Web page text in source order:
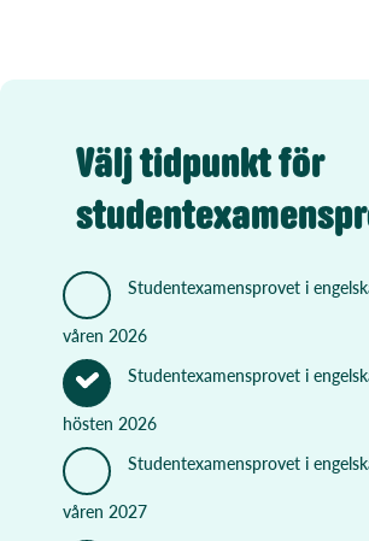
Välj tidpunkt för
Studentexamensprovet i
våren 2026
Studentexamensprovet i
hösten 2026
Studentexamensprovet i
våren 2027